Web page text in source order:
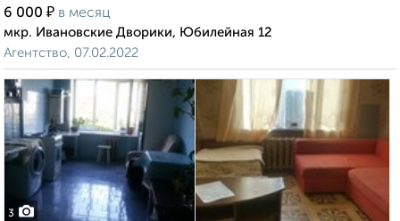
6 000 ₽ в месяц
мкр. Ивановские Дворики, Юбилейная 12
Агентство, 07.02.2022
3